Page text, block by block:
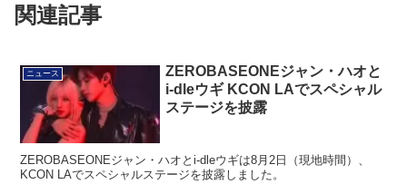
関連記事
ニュース
ZEROBASEONEジャン・ハオと
i-dleウギ KCON LAでスペシャル
ステージを披露
ZEROBASEONEジャン・ハオとi-dleウギは8月2日（現地時間）、
KCON LAでスペシャルステージを披露しました。